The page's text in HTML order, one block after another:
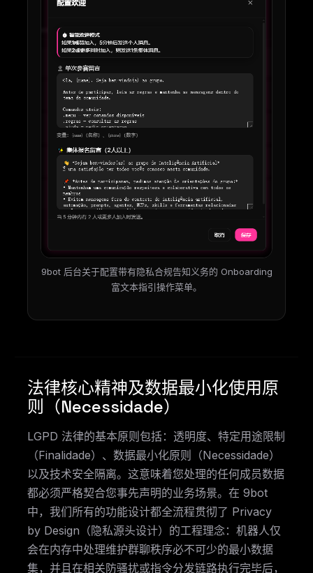
9bot 后台关于配置带有隐私合规告知义务的 Onboarding
富文本指引操作菜单。
法律核心精神及数据最小化使用原
则（Necessidade）
LGPD 法律的基本原则包括：透明度、特定用途限制
（Finalidade）、数据最小化原则（Necessidade）
以及技术安全隔离。这意味着您处理的任何成员数据
都必须严格契合您事先声明的业务场景。在 9bot
中，我们所有的功能设计都全流程贯彻了 Privacy
by Design（隐私源头设计）的工程理念：机器人仅
会在内存中处理维护群聊秩序必不可少的最小数据
集，并且在相关防骚扰或指令分发链路执行完毕后，